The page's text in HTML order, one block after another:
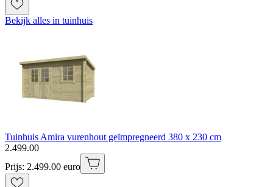
Bekijk alles in tuinhuis
Tuinhuis Amira vurenhout geïmpregneerd 380 x 230 cm
2.499.00
Prijs: 2.499.00 euro